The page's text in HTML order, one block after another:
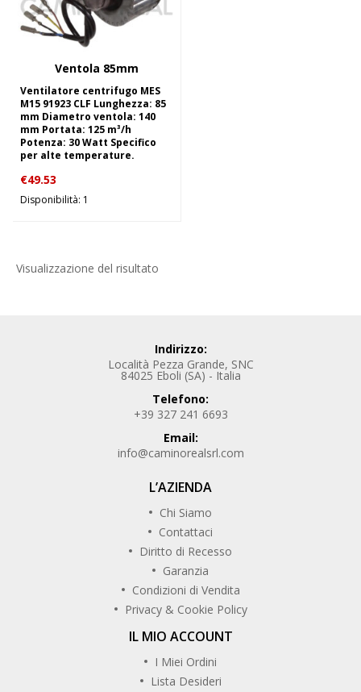
Ventola 85mm
Ventilatore centrifugo MES
M15 91923 CLF Lunghezza: 85
mm Diametro ventola: 140
mm Portata: 125 m³/h
Potenza: 30 Watt Specifico
per alte temperature.
€49.53
Disponibilità: 1
Visualizzazione del risultato
Indirizzo:
Località Pezza Grande, SNC
84025 Eboli (SA) - Italia
Telefono:
+39 327 241 6693
Email:
info@caminorealsrl.com
L’AZIENDA
Chi Siamo
Contattaci
Diritto di Recesso
Garanzia
Condizioni di Vendita
Privacy & Cookie Policy
IL MIO ACCOUNT
I Miei Ordini
Lista Desideri